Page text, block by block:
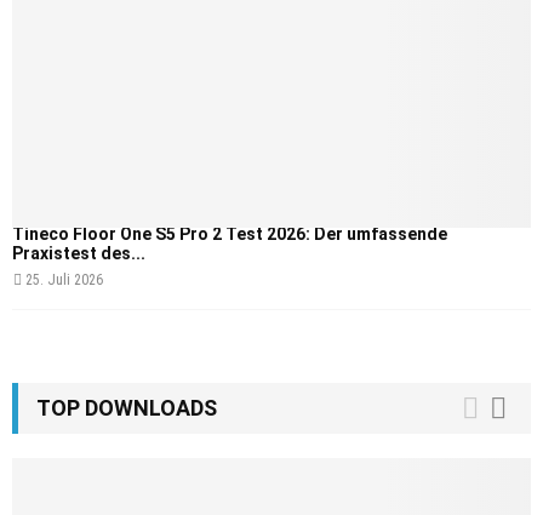
Tineco Floor One S5 Pro 2 Test 2026: Der umfassende
Praxistest des...
25. Juli 2026
TOP DOWNLOADS